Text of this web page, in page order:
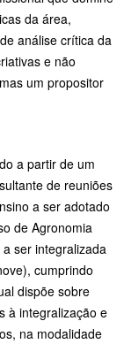
da área,
análise crítica da
e não
um propositor
a partir de um
de reuniões
a ser adotado
de Agronomia
ser integralizada
cumprindo
dispõe sobre
à integralização e
na modalidade